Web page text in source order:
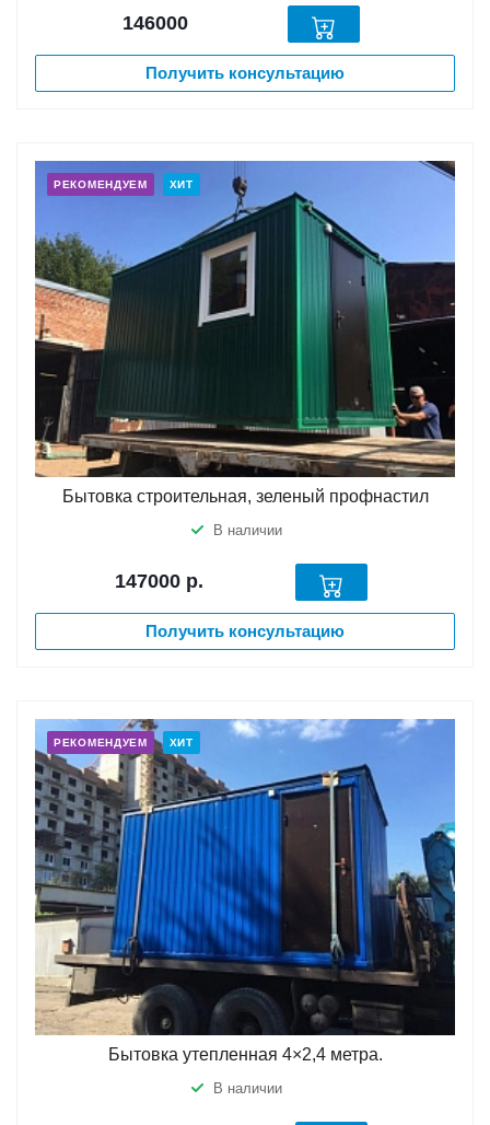
146000
Получить консультацию
РЕКОМЕНДУЕМ ХИТ
Бытовка строительная, зеленый профнастил
В наличии
147000 р.
Получить консультацию
РЕКОМЕНДУЕМ ХИТ
Бытовка утепленная 4×2,4 метра.
В наличии